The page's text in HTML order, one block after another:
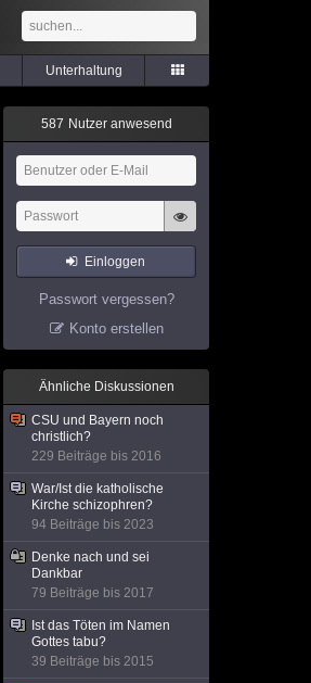
Unterhaltung
587 Nutzer anwesend
Einloggen
Passwort vergessen?
Konto erstellen
Ähnliche Diskussionen
CSU und Bayern noch
christlich?
229 Beiträge bis 2016
War/Ist die katholische
Kirche schizophren?
94 Beiträge bis 2023
Denke nach und sei
Dankbar
79 Beiträge bis 2017
Ist das Töten im Namen
Gottes tabu?
39 Beiträge bis 2015